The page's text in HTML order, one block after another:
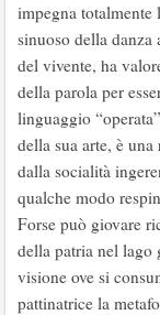
impegna totalmente
sinuoso della danza
del vivente, ha
della parola per
linguaggio
della sua arte, è
dalla socialità
qualche modo
Forse può giovare
della patria nel lago
visione ove si
pattinatrice la